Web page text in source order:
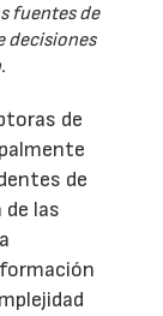
fuentes de
decisiones
de
de
las